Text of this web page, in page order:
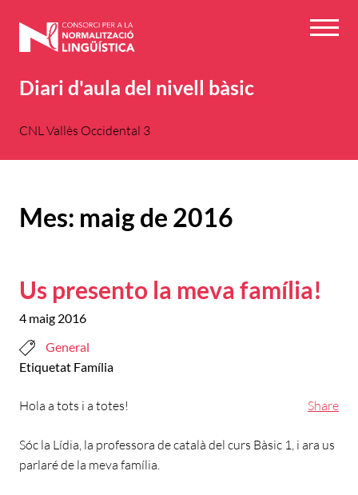
Diari d'aula del nivell bàsic
CNL Vallès Occidental 3
Mes: maig de 2016
Us presento la meva família!
4 maig 2016
General
Etiquetat Família
Share
Hola a tots i a totes!
Sóc la Lídia, la professora de català del curs Bàsic 1, i ara us
parlaré de la meva família.